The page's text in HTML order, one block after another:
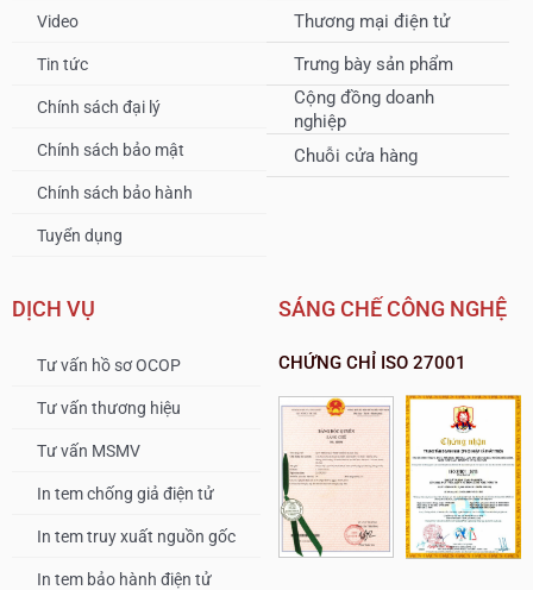
Video
Tin tức
Chính sách đại lý
Chính sách bảo mật
Chính sách bảo hành
Tuyển dụng
Thương mại điện tử
Trưng bày sản phẩm
Cộng đồng doanh
nghiệp
Chuỗi cửa hàng
DỊCH VỤ
Tư vấn hồ sơ OCOP
Tư vấn thương hiệu
Tư vấn MSMV
In tem chống giả điện tử
In tem truy xuất nguồn gốc
In tem bảo hành điện tử
SÁNG CHẾ CÔNG NGHỆ
CHỨNG CHỈ ISO 27001